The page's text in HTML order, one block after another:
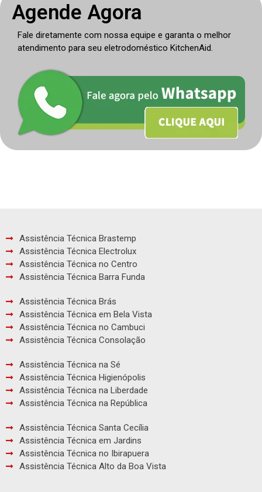
Agende Agora
Fale diretamente com nossa equipe e garanta o melhor
atendimento para seu eletrodoméstico KitchenAid.
Assistência Técnica Brastemp
Assistência Técnica Electrolux
Assistência Técnica no Centro
Assistência Técnica Barra Funda
Assistência Técnica Brás
Assistência Técnica em Bela Vista
Assistência Técnica no Cambuci
Assistência Técnica Consolação
Assistência Técnica na Sé
Assistência Técnica Higienópolis
Assistência Técnica na Liberdade
Assistência Técnica na República
Assistência Técnica Santa Cecília
Assistência Técnica em Jardins
Assistência Técnica no Ibirapuera
Assistência Técnica Alto da Boa Vista